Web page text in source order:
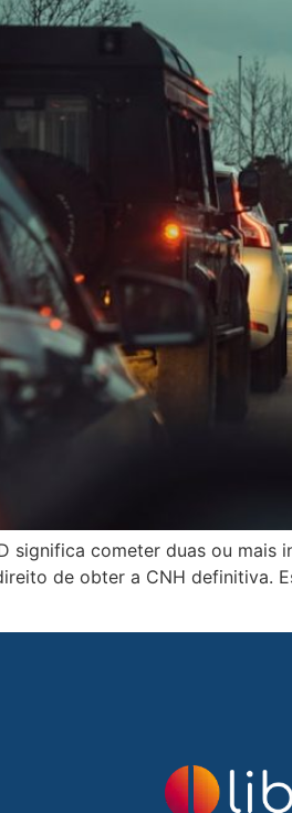
significa cometer duas ou
de obter a CNH definitiva.